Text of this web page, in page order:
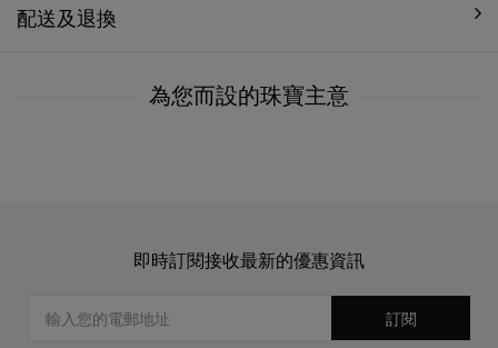
配送及退換
為您而設的珠寶主意
即時訂閱接收最新的優惠資訊